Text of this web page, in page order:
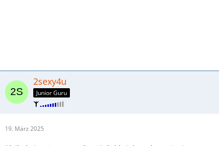
2sexy4u
Junior Guru
19. März 2025